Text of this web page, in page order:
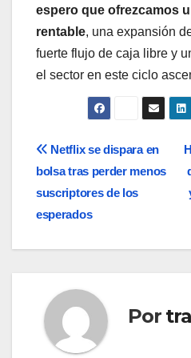
espero que ofrezcamos
rentable, una expansión
fuerte flujo de caja libre y
el sector en este ciclo
Navegación
de
entradas
Netflix se dispara en
bolsa tras perder menos
suscriptores de los
esperados
Por